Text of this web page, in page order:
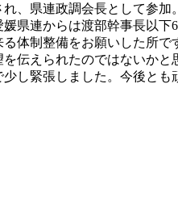
、県連政調会長として参加。
県連からは渡部幹事長以下
体制整備をお願いした所で
伝えられたのではないかと
し緊張しました。今後とも